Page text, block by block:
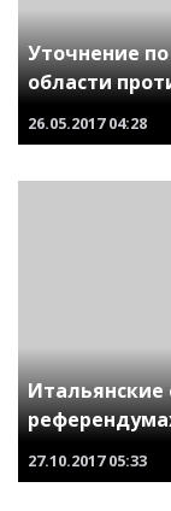
Уточнение
области
26.05.2017 04:28
Итальянские
27.10.2017 05:33